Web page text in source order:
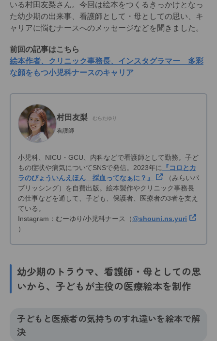
いる村田友梨さん。今回は絵本をつくるきっかけとなっ
た幼少期の出来事、看護師として・母としての思い、キ
ャリアに悩むナースへのメッセージなどを聞きました。
前回の記事はこちら
絵本作者、クリニック事務長、インスタグラマー 多彩
な顔をもつ小児科ナースのキャリア
村田友梨 むらたゆり
看護師
小児科、NICU・GCU、内科などで看護師として勤務。子ど
もの症状や病気についてSNSで発信。2023年に 『コロとカ
ラのびょういんえほん 採血ってなぁに？』
（みらいパ
ブリッシング）を自費出版。絵本製作やクリニック事務長
の仕事などを通して、子ども、保護者、医療者の3者を支え
ている。
Instagram：むーゆり/小児科ナース（@shouni.ns.yuri
）
幼少期のトラウマ、看護師・母としての思
いから、子どもが主役の医療絵本を制作
子どもと医療者の気持ちのすれ違いを絵本で解
決